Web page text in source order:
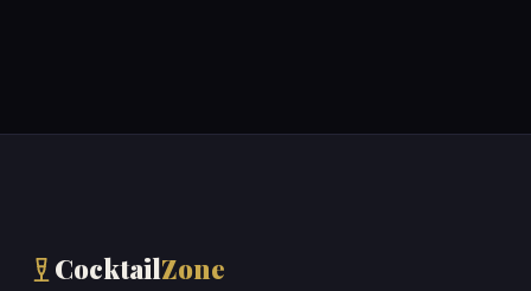
CocktailZone